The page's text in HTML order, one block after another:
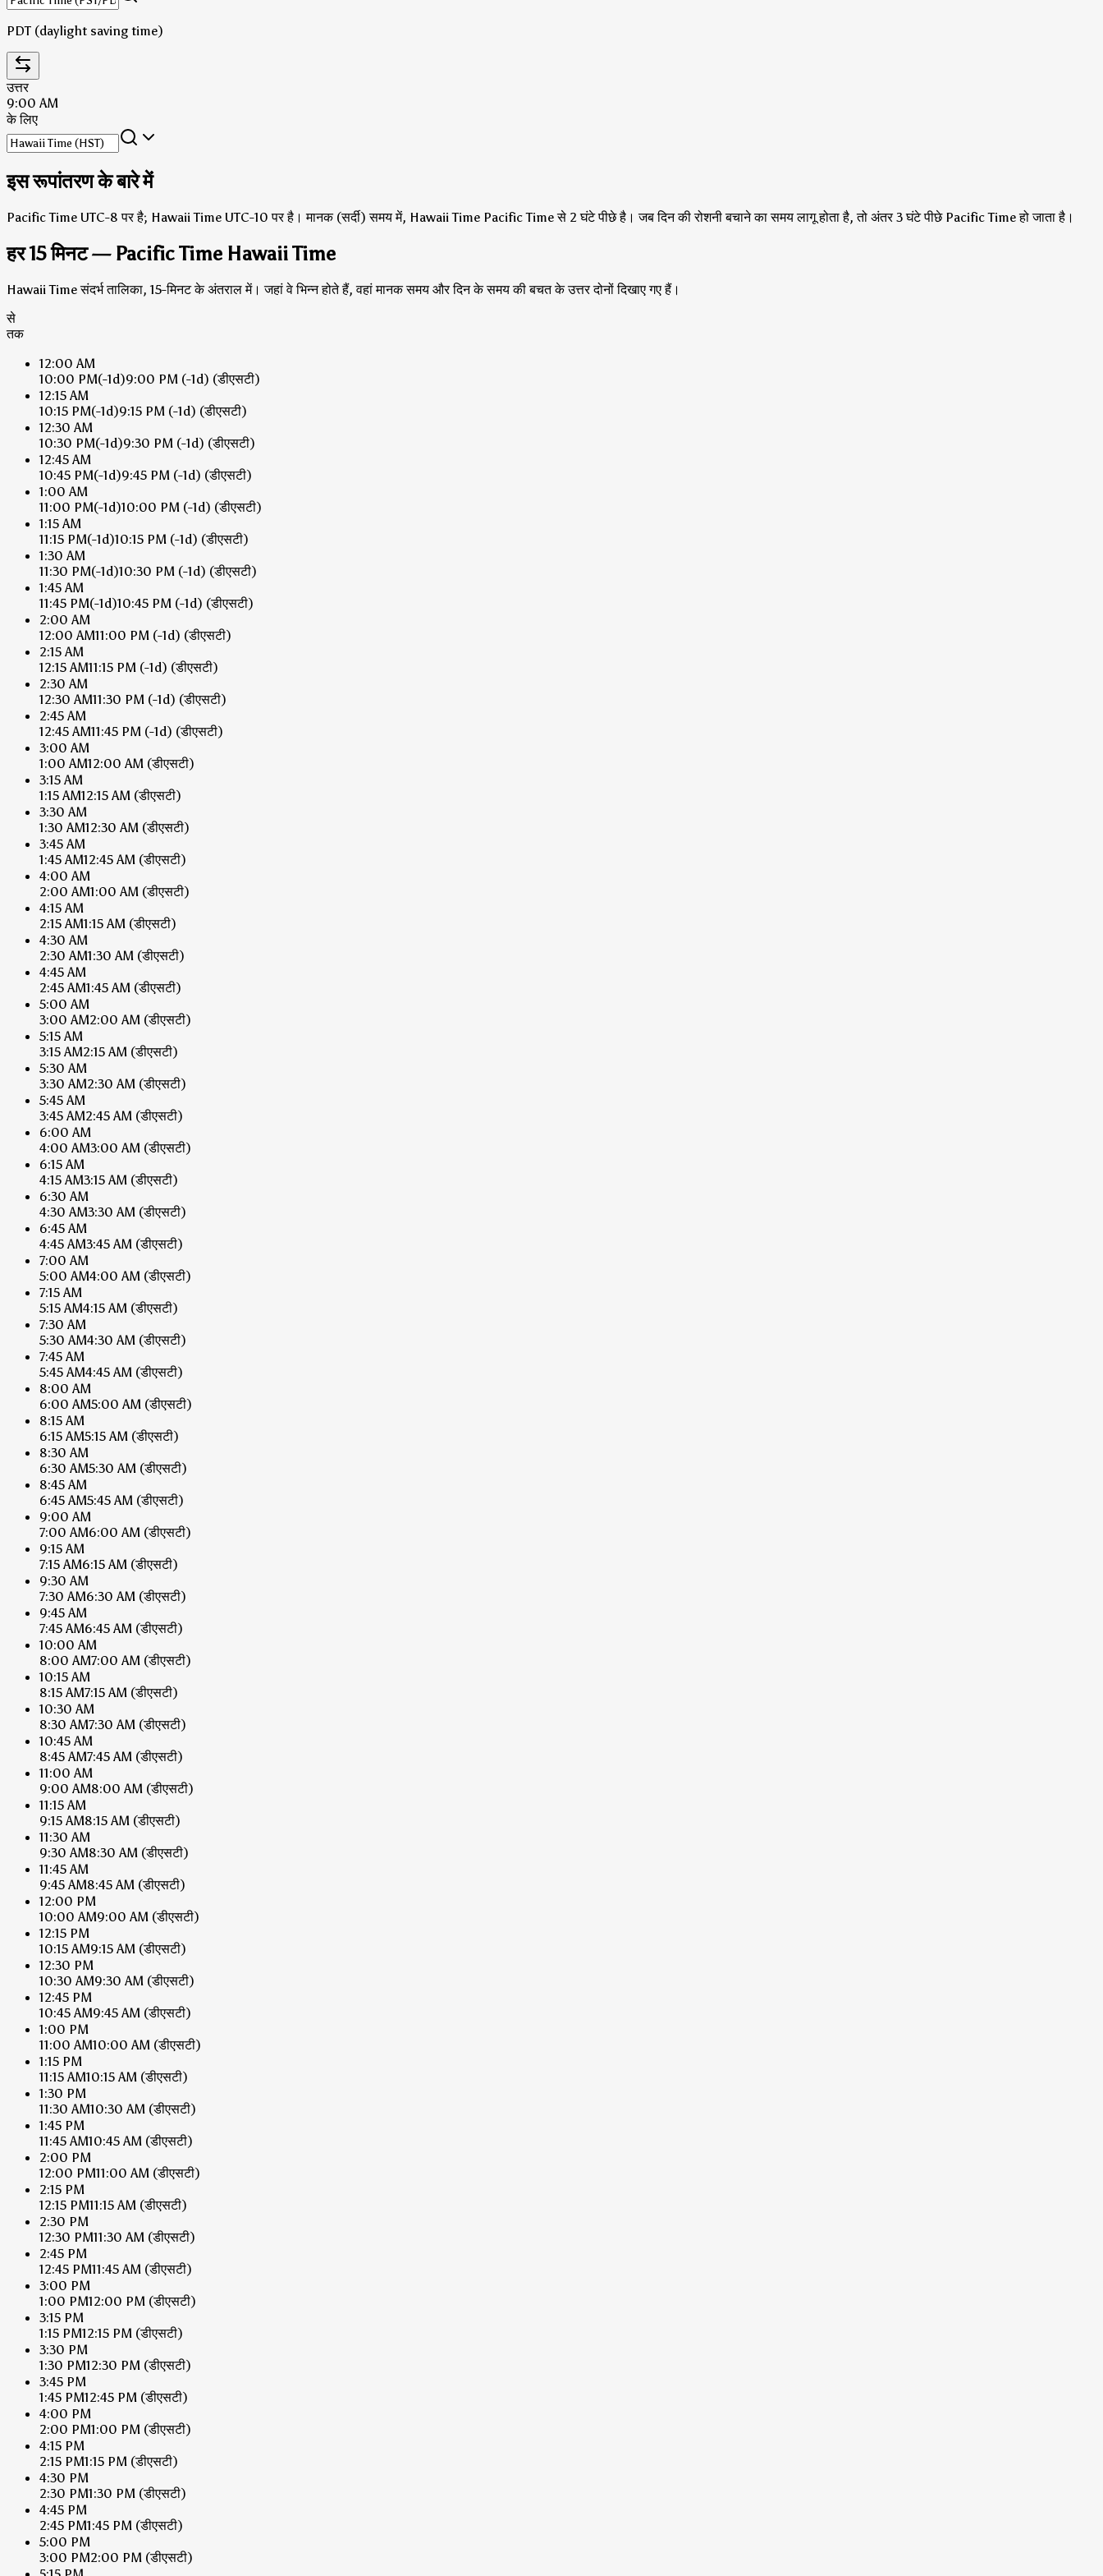
PDT (daylight saving time)
उत्तर
9:00 AM
के लिए
इस रूपांतरण के बारे में
Pacific Time UTC-8 पर है; Hawaii Time UTC-10 पर है। मानक (सर्दी) समय में, Hawaii Time Pacific Time से 2 घंटे पीछे है। जब दिन की रोशनी बचाने का समय लागू होता है, तो अंतर 3 घंटे पीछे Pacific Time हो जाता है।
हर 15 मिनट — Pacific Time Hawaii Time
Hawaii Time संदर्भ तालिका, 15-मिनट के अंतराल में। जहां वे भिन्न होते हैं, वहां मानक समय और दिन के समय की बचत के उत्तर दोनों दिखाए गए हैं।
से
तक
12:00 AM
10:00 PM(-1d)9:00 PM (-1d) (डीएसटी)
12:15 AM
10:15 PM(-1d)9:15 PM (-1d) (डीएसटी)
12:30 AM
10:30 PM(-1d)9:30 PM (-1d) (डीएसटी)
12:45 AM
10:45 PM(-1d)9:45 PM (-1d) (डीएसटी)
1:00 AM
11:00 PM(-1d)10:00 PM (-1d) (डीएसटी)
1:15 AM
11:15 PM(-1d)10:15 PM (-1d) (डीएसटी)
1:30 AM
11:30 PM(-1d)10:30 PM (-1d) (डीएसटी)
1:45 AM
11:45 PM(-1d)10:45 PM (-1d) (डीएसटी)
2:00 AM
12:00 AM11:00 PM (-1d) (डीएसटी)
2:15 AM
12:15 AM11:15 PM (-1d) (डीएसटी)
2:30 AM
12:30 AM11:30 PM (-1d) (डीएसटी)
2:45 AM
12:45 AM11:45 PM (-1d) (डीएसटी)
3:00 AM
1:00 AM12:00 AM (डीएसटी)
3:15 AM
1:15 AM12:15 AM (डीएसटी)
3:30 AM
1:30 AM12:30 AM (डीएसटी)
3:45 AM
1:45 AM12:45 AM (डीएसटी)
4:00 AM
2:00 AM1:00 AM (डीएसटी)
4:15 AM
2:15 AM1:15 AM (डीएसटी)
4:30 AM
2:30 AM1:30 AM (डीएसटी)
4:45 AM
2:45 AM1:45 AM (डीएसटी)
5:00 AM
3:00 AM2:00 AM (डीएसटी)
5:15 AM
3:15 AM2:15 AM (डीएसटी)
5:30 AM
3:30 AM2:30 AM (डीएसटी)
5:45 AM
3:45 AM2:45 AM (डीएसटी)
6:00 AM
4:00 AM3:00 AM (डीएसटी)
6:15 AM
4:15 AM3:15 AM (डीएसटी)
6:30 AM
4:30 AM3:30 AM (डीएसटी)
6:45 AM
4:45 AM3:45 AM (डीएसटी)
7:00 AM
5:00 AM4:00 AM (डीएसटी)
7:15 AM
5:15 AM4:15 AM (डीएसटी)
7:30 AM
5:30 AM4:30 AM (डीएसटी)
7:45 AM
5:45 AM4:45 AM (डीएसटी)
8:00 AM
6:00 AM5:00 AM (डीएसटी)
8:15 AM
6:15 AM5:15 AM (डीएसटी)
8:30 AM
6:30 AM5:30 AM (डीएसटी)
8:45 AM
6:45 AM5:45 AM (डीएसटी)
9:00 AM
7:00 AM6:00 AM (डीएसटी)
9:15 AM
7:15 AM6:15 AM (डीएसटी)
9:30 AM
7:30 AM6:30 AM (डीएसटी)
9:45 AM
7:45 AM6:45 AM (डीएसटी)
10:00 AM
8:00 AM7:00 AM (डीएसटी)
10:15 AM
8:15 AM7:15 AM (डीएसटी)
10:30 AM
8:30 AM7:30 AM (डीएसटी)
10:45 AM
8:45 AM7:45 AM (डीएसटी)
11:00 AM
9:00 AM8:00 AM (डीएसटी)
11:15 AM
9:15 AM8:15 AM (डीएसटी)
11:30 AM
9:30 AM8:30 AM (डीएसटी)
11:45 AM
9:45 AM8:45 AM (डीएसटी)
12:00 PM
10:00 AM9:00 AM (डीएसटी)
12:15 PM
10:15 AM9:15 AM (डीएसटी)
12:30 PM
10:30 AM9:30 AM (डीएसटी)
12:45 PM
10:45 AM9:45 AM (डीएसटी)
1:00 PM
11:00 AM10:00 AM (डीएसटी)
1:15 PM
11:15 AM10:15 AM (डीएसटी)
1:30 PM
11:30 AM10:30 AM (डीएसटी)
1:45 PM
11:45 AM10:45 AM (डीएसटी)
2:00 PM
12:00 PM11:00 AM (डीएसटी)
2:15 PM
12:15 PM11:15 AM (डीएसटी)
2:30 PM
12:30 PM11:30 AM (डीएसटी)
2:45 PM
12:45 PM11:45 AM (डीएसटी)
3:00 PM
1:00 PM12:00 PM (डीएसटी)
3:15 PM
1:15 PM12:15 PM (डीएसटी)
3:30 PM
1:30 PM12:30 PM (डीएसटी)
3:45 PM
1:45 PM12:45 PM (डीएसटी)
4:00 PM
2:00 PM1:00 PM (डीएसटी)
4:15 PM
2:15 PM1:15 PM (डीएसटी)
4:30 PM
2:30 PM1:30 PM (डीएसटी)
4:45 PM
2:45 PM1:45 PM (डीएसटी)
5:00 PM
3:00 PM2:00 PM (डीएसटी)